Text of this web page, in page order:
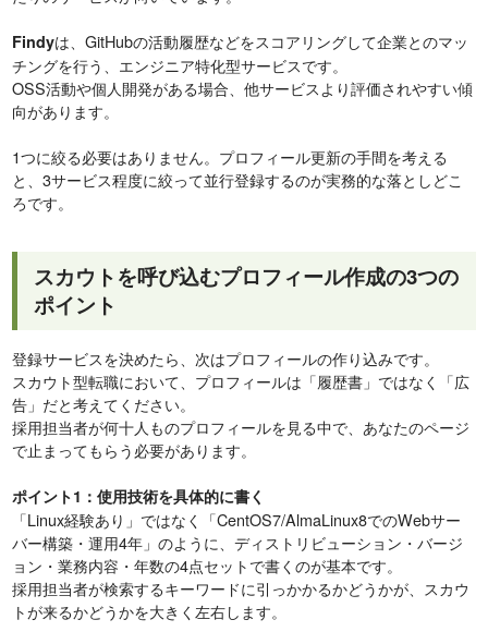
Findyは、GitHubの活動履歴などをスコアリングして企業とのマッ
チングを行う、エンジニア特化型サービスです。
OSS活動や個人開発がある場合、他サービスより評価されやすい傾
向があります。
1つに絞る必要はありません。プロフィール更新の手間を考える
と、3サービス程度に絞って並行登録するのが実務的な落としどこ
ろです。
スカウトを呼び込むプロフィール作成の3つの
ポイント
登録サービスを決めたら、次はプロフィールの作り込みです。
スカウト型転職において、プロフィールは「履歴書」ではなく「広
告」だと考えてください。
採用担当者が何十人ものプロフィールを見る中で、あなたのページ
で止まってもらう必要があります。
ポイント1：使用技術を具体的に書く
「Linux経験あり」ではなく「CentOS7/AlmaLinux8でのWebサー
バー構築・運用4年」のように、ディストリビューション・バージ
ョン・業務内容・年数の4点セットで書くのが基本です。
採用担当者が検索するキーワードに引っかかるかどうかが、スカウ
トが来るかどうかを大きく左右します。